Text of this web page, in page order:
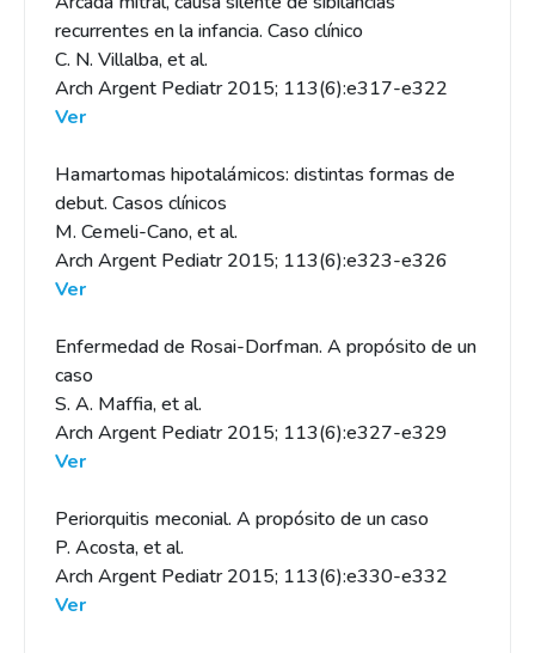
recurrentes en la infancia. Caso clínico
C. N. Villalba, et al.
Arch Argent Pediatr 2015; 113(6):e317-e322
Ver
Hamartomas hipotalámicos: distintas formas de
debut. Casos clínicos
M. Cemeli-Cano, et al.
Arch Argent Pediatr 2015; 113(6):e323-e326
Ver
Enfermedad de Rosai-Dorfman. A propósito de un
caso
S. A. Maffia, et al.
Arch Argent Pediatr 2015; 113(6):e327-e329
Ver
Periorquitis meconial. A propósito de un caso
P. Acosta, et al.
Arch Argent Pediatr 2015; 113(6):e330-e332
Ver